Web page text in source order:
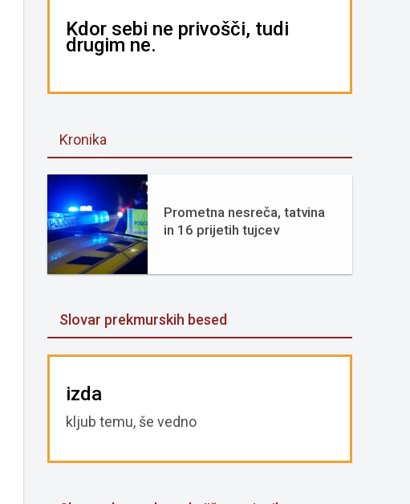
Kdor sebi ne privošči, tudi
drugim ne.
Kronika
Prometna nesreča, tatvina
in 16 prijetih tujcev
Slovar prekmurskih besed
izda
kljub temu, še vedno